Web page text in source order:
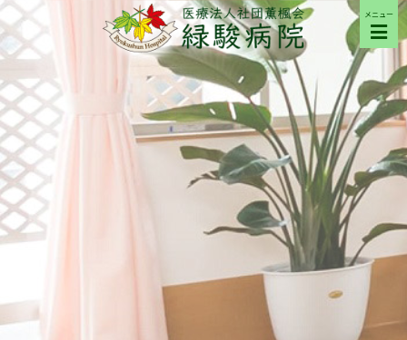
メニュー
ご来院の方へ
病院について
部門紹介
採用希望の方へ
交通アクセス